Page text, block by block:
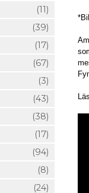
(11)
(39)
(17)
(67)
(3)
(43)
(38)
(17)
(94)
(8)
(24)